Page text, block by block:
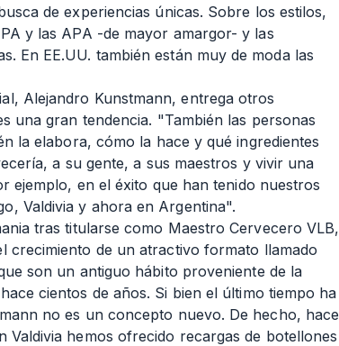
de experiencias únicas. Sobre los estilos,
y las APA -de mayor amargor- y las
En EE.UU. también están muy de moda las
Alejandro Kunstmann, entrega otros
una gran tendencia. "También las personas
la elabora, cómo la hace y qué ingredientes
a su gente, a sus maestros y vivir una
ejemplo, en el éxito que han tenido nuestros
Valdivia y ahora en Argentina".
tras titularse como Maestro Cervecero VLB,
crecimiento de un atractivo formato llamado
son un antiguo hábito proveniente de la
cientos de años. Si bien el último tiempo ha
no es un concepto nuevo. De hecho, hace
hemos ofrecido recargas de botellones